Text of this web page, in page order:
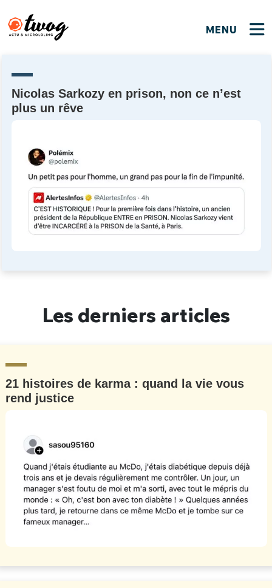
MENU
Nicolas Sarkozy en prison, non ce n’est
plus un rêve
Les derniers articles
21 histoires de karma : quand la vie vous
rend justice
Bienvenue !
JE M'INSCRIS
PSEUDO*
EMAIL*
PASSWORD*
Connexion
PSEUDO
MOT DE PASSE Mot de passe perdu ?
Que souhaitez-vous proposer ?
Quelques tweets
Ma propre sélection
M'INSCRIRE